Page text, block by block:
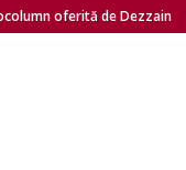
oferită de Dezzain